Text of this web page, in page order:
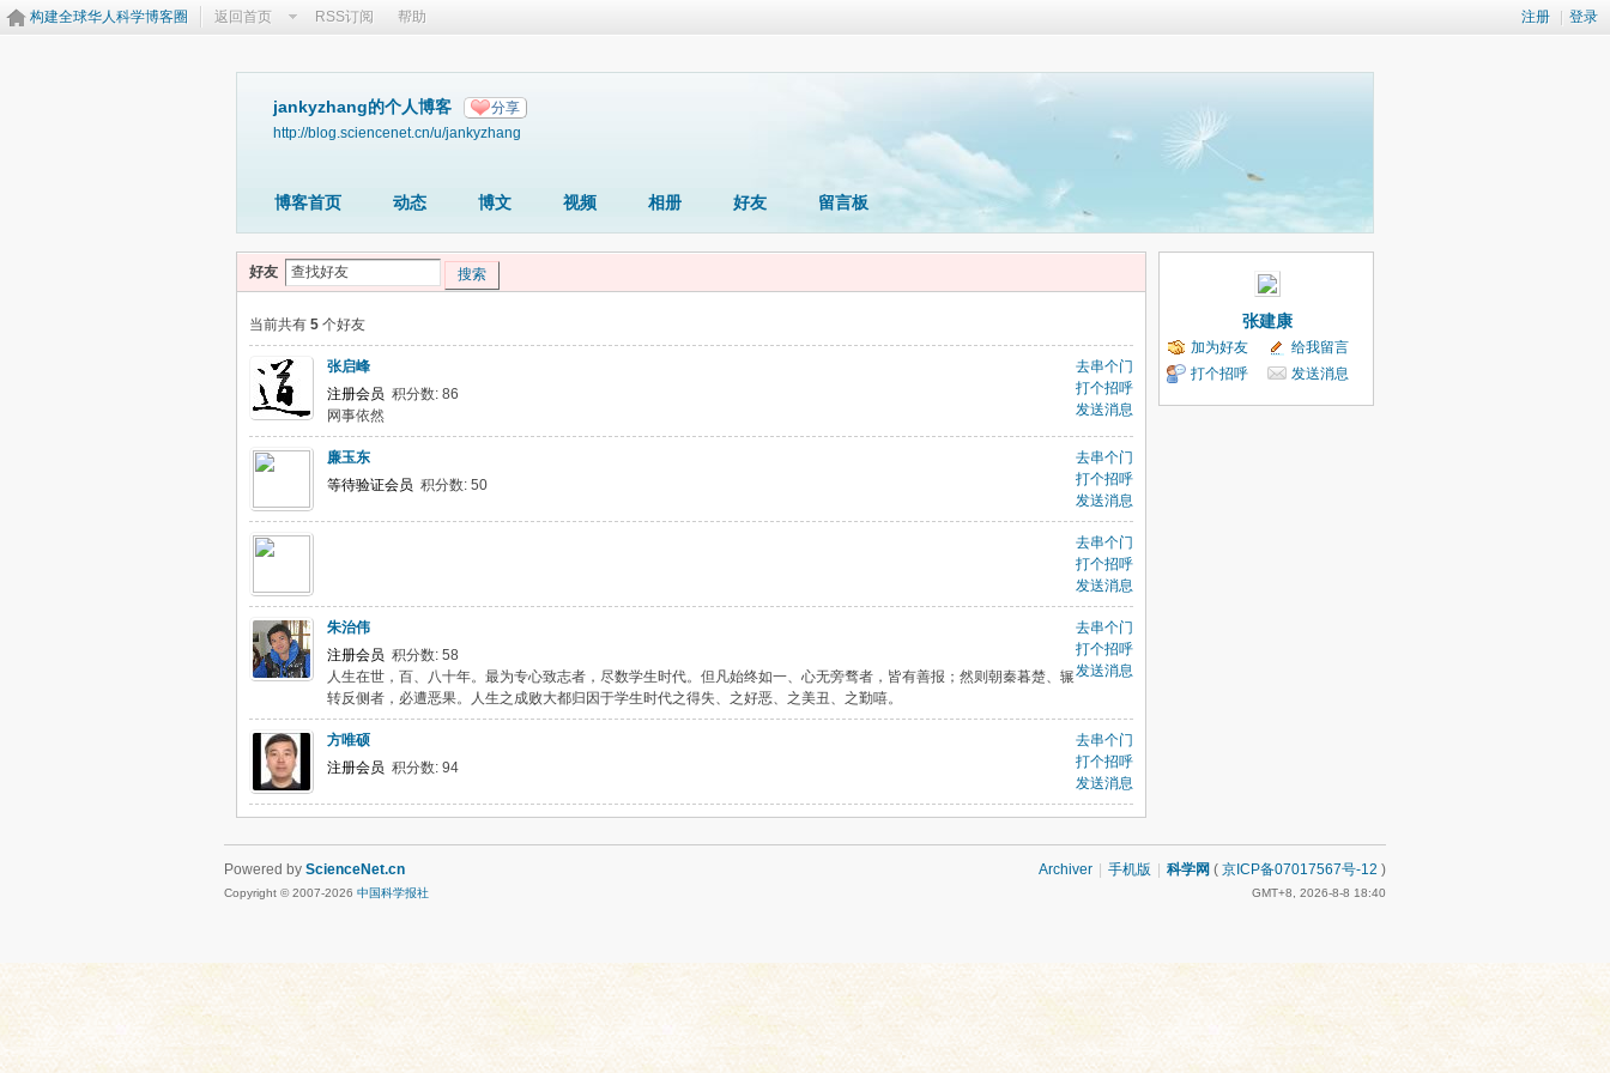
注册 登录
构建全球华人科学博客圈 返回首页 RSS订阅 帮助
jankyzhang的个人博客 分享
http://blog.sciencenet.cn/u/jankyzhang
博客首页 动态 博文 视频 相册 好友 留言板
好友 搜索
当前共有 5 个好友
去串个门
打个招呼
发送消息
张启峰
注册会员 积分数: 86
网事依然
去串个门
打个招呼
发送消息
廉玉东
等待验证会员 积分数: 50
去串个门
打个招呼
发送消息
去串个门
打个招呼
发送消息
朱治伟
注册会员 积分数: 58
人生在世，百、八十年。最为专心致志者，尽数学生时代。但凡始终如一、心无旁骛者，皆有善报；然则朝秦暮楚、辗
转反侧者，必遭恶果。人生之成败大都归因于学生时代之得失、之好恶、之美丑、之勤嘻。
去串个门
打个招呼
发送消息
方唯硕
注册会员 积分数: 94
张建康
加为好友
给我留言
打个招呼
发送消息
Archiver 手机版 科学网 ( 京ICP备07017567号-12 )
GMT+8, 2026-8-8 18:40
Powered by ScienceNet.cn
Copyright © 2007-2026 中国科学报社